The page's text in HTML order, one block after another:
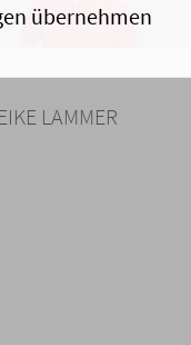
Link
zum
LAMMER
übernehmen